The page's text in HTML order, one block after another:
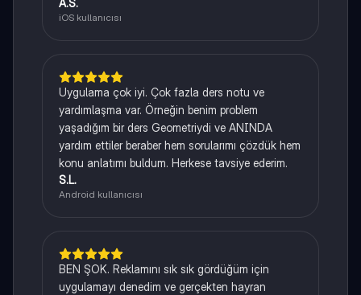
A.S.
iOS kullanıcısı
Uygulama çok iyi. Çok fazla ders notu ve
yardımlaşma var. Örneğin benim problem
yaşadığım bir ders Geometriydi ve ANINDA
yardım ettiler beraber hem sorularımı çözdük hem
konu anlatımı buldum. Herkese tavsiye ederim.
S.L.
Android kullanıcısı
BEN ŞOK. Reklamını sık sık gördüğüm için
uygulamayı denedim ve gerçekten hayran